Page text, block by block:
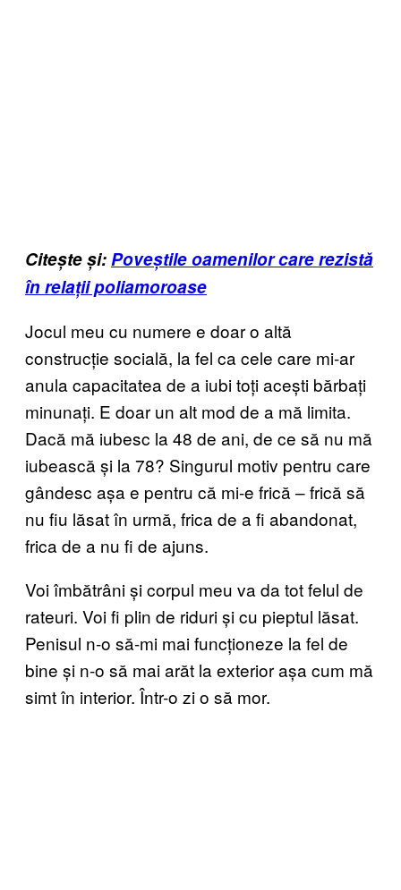
Citește și:Poveștile oamenilor care rezistă
în relații poliamoroase
Jocul meu cu numere e doar o altă
construcție socială, la fel ca cele care mi-ar
anula capacitatea de a iubi toți acești bărbați
minunați. E doar un alt mod de a mă limita.
Dacă mă iubesc la 48 de ani, de ce să nu mă
iubească și la 78? Singurul motiv pentru care
gândesc așa e pentru că mi-e frică – frică să
nu fiu lăsat în urmă, frica de a fi abandonat,
frica de a nu fi de ajuns.
Voi îmbătrâni și corpul meu va da tot felul de
rateuri. Voi fi plin de riduri și cu pieptul lăsat.
Penisul n-o să-mi mai funcționeze la fel de
bine și n-o să mai arăt la exterior așa cum mă
simt în interior. Într-o zi o să mor.